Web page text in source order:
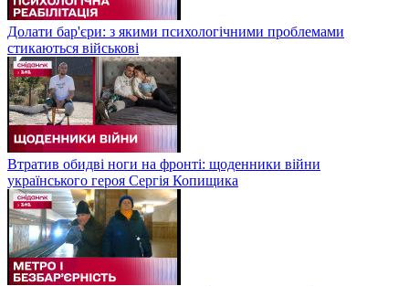
Долати бар'єри: з якими психологічними проблемами
стикаються військові
Втратив обидві ноги на фронті: щоденники війни
українського героя Сергія Копищика